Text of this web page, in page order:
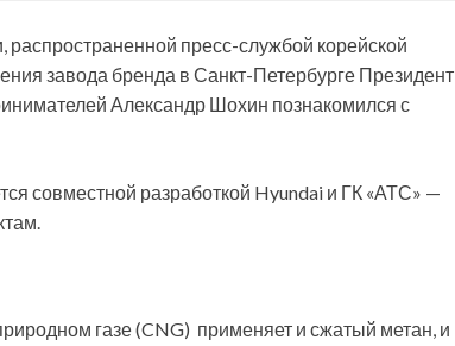
пресс-службой корейской
завода бренда в Санкт-Петербурге Президент
Александр Шохин познакомился с
совместной разработкой Hyundai и ГК «АТС» —
газе (CNG) применяет и сжатый метан, и